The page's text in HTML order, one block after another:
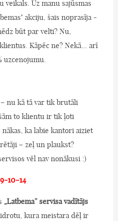
Uz manu sajūsmas
akciju, šais noprasīja -
būt par velti? Nu,
Kāpēc ne? Nekā... arī
uzcenojumu.
nu kā tā var tik brutāli
to klientu ir tik ļoti
ka labie kantori aiziet
– zeļ un plaukst?
vēl nav nonākusi :)
10-14
„Latbema” servisa vadītājs
kura meistara dēļ ir